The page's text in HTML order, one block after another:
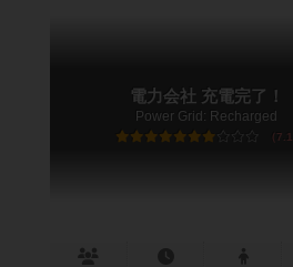
電力会社 充電完了！
Power Grid: Recharged
7.1